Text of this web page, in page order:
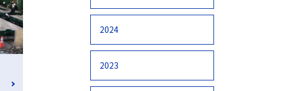
2024
2023